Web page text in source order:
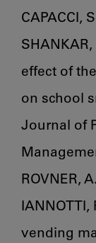
CAPACCI,
effect of
on school
Journal of
ROVNER,
IANNOTTI,
vending